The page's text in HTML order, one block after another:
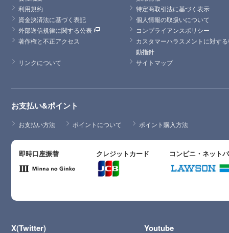
利用規約
特定商取引法に基づく表示
資金決済法に基づく表記
個人情報の取扱いについて
外部送信規律に関する公表
コンプライアンスポリシー
著作権と不正アクセス
カスタマーハラスメントに対す
動指針
リンクについて
サイトマップ
お支払い&ポイント
お支払い方法 ポイントについて ポイント購入方法
即時口座振替 クレジットカード コンビニ・ネット
X(Twitter) Youtube